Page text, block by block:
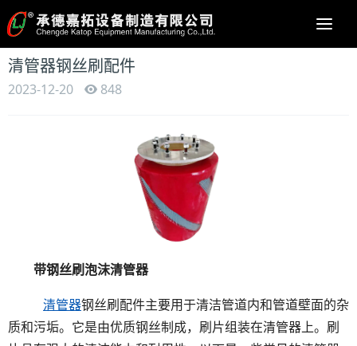
清管器钢丝刷配件
2023-12-20
848
带钢丝刷泡沫清管器
清管器钢丝刷配件主要用于清洁管道内和管道壁面的杂
质和污垢。它是由优质钢丝制成，刷片组装在清管器上。刷